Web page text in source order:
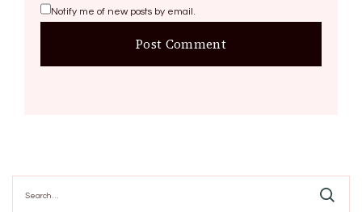
Notify me of new posts by email.
for: